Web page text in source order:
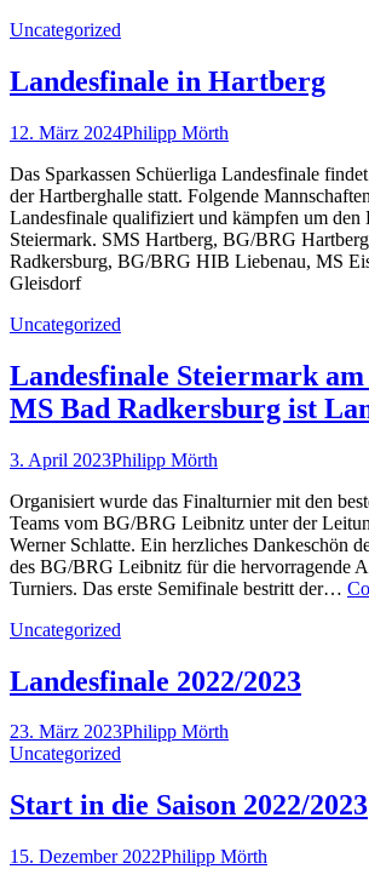
Uncategorized
Landesfinale in Hartberg
12. März 2024Philipp Mörth
Das Sparkassen Schüerliga Landesfinale
der Hartberghalle statt. Folgende
Landesfinale qualifiziert und kämpfen um den
Steiermark. SMS Hartberg, BG/BRG
Radkersburg, BG/BRG HIB Liebenau, MS
Gleisdorf
Uncategorized
Landesfinale Steiermark am
MS Bad Radkersburg ist
3. April 2023Philipp Mörth
Organisiert wurde das Finalturnier mit den
Teams vom BG/BRG Leibnitz unter der
Werner Schlatte. Ein herzliches Dankeschön
des BG/BRG Leibnitz für die hervorragende
Turniers. Das erste Semifinale bestritt der…
Uncategorized
Landesfinale 2022/2023
23. März 2023Philipp Mörth
Uncategorized
Start in die Saison 2022/2023
15. Dezember 2022Philipp Mörth